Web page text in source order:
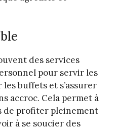
des services
pour servir les
buffets et s’assurer
accroc. Cela permet à
de profiter pleinement
à se soucier des